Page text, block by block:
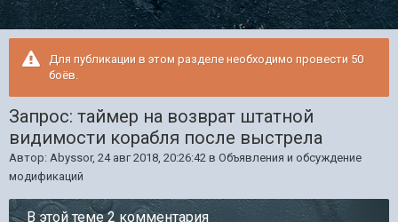
Для публикации в этом разделе необходимо провести 50
боёв.
Запрос: таймер на возврат штатной
видимости корабля после выстрела
Автор: Abyssor, 24 авг 2018, 20:26:42 в Объявления и обсуждение
модификаций
В этой теме 2 комментария